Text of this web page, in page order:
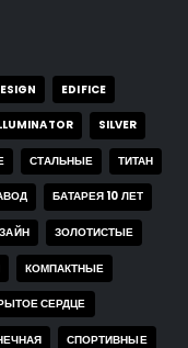
EDIFICE
SILVER
СТАЛЬНЫЕ ТИТАН
БАТАРЕЯ 10 ЛЕТ
ЗОЛОТИСТЫЕ
КОМПАКТНЫЕ
СЕРДЦЕ
СПОРТИВНЫЕ